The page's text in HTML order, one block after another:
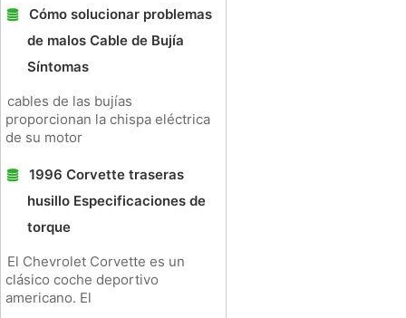
Cómo solucionar problemas
de malos Cable de Bujía
Síntomas
cables de las bujías
proporcionan la chispa eléctrica
de su motor
1996 Corvette traseras
husillo Especificaciones de
torque
El Chevrolet Corvette es un
clásico coche deportivo
americano. El